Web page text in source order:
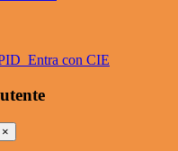
Entra con CIE
×